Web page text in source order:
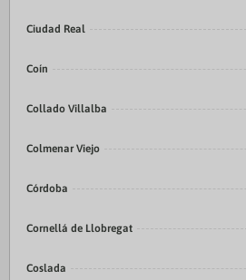
Ciudad Real
Coín
Collado Villalba
Colmenar Viejo
Córdoba
Cornellá de Llobregat
Coslada